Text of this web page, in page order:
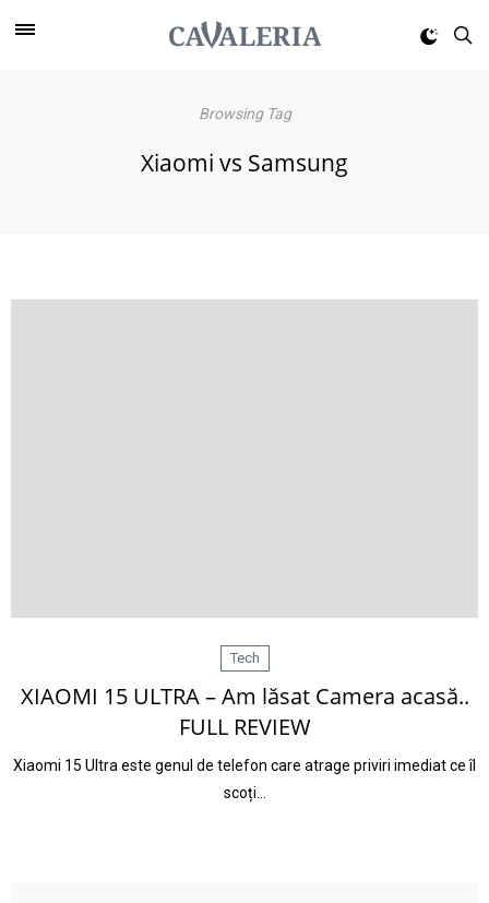
Browsing Tag
Xiaomi vs Samsung
Tech
XIAOMI 15 ULTRA – Am lăsat Camera acasă..
FULL REVIEW
Xiaomi 15 Ultra este genul de telefon care atrage priviri imediat ce îl
scoți…